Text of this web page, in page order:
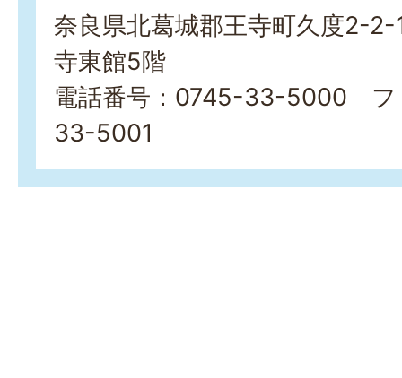
奈良県北葛城郡王寺町久度2-
寺東館5階
電話番号：0745-33-5000 フ
33-5001